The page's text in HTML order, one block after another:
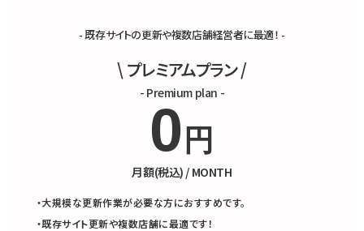
- 既存サイトの更新や複数店舗経営者に最適！ -
\ プレミアムプラン /
- Premium plan -
0 円
月額(税込) / MONTH
・大規模な更新作業が必要な方におすすめです。
・既存サイト更新や複数店舗に最適です！